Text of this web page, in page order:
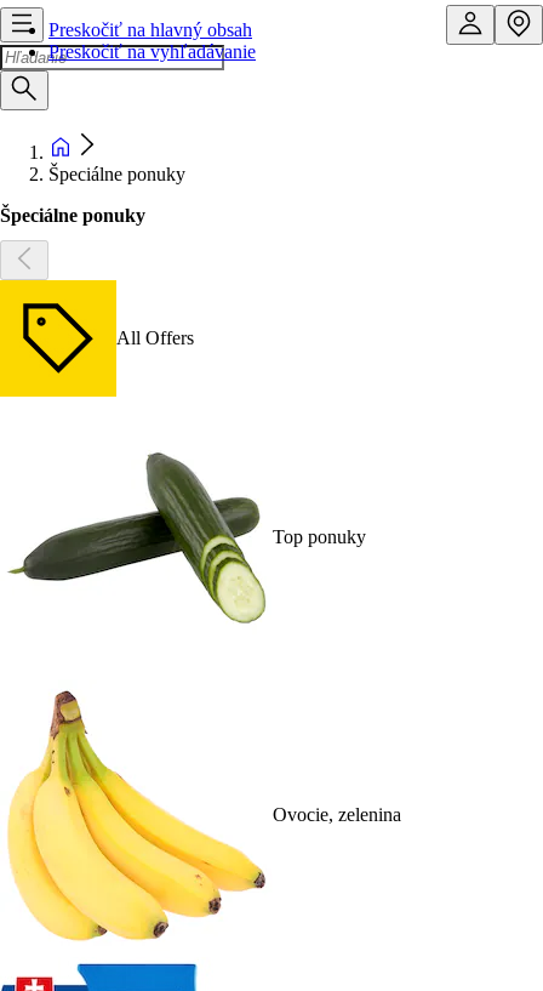
Preskočiť na hlavný obsah
Preskočiť na vyhľadávanie
Špeciálne ponuky
Špeciálne ponuky
All Offers
Top ponuky
Ovocie, zelenina